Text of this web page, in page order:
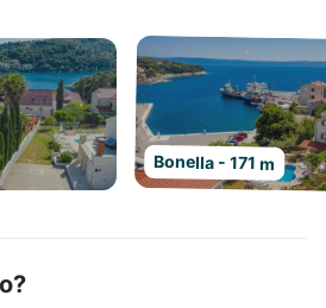
Bonella - 171 m